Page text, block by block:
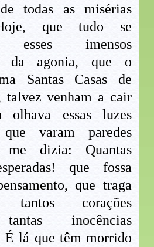
todas as misérias
que tudo se
esses imensos
da agonia, que o
Santas Casas de
talvez venham a cair
olhava essas luzes
que varam paredes
me dizia: Quantas
que fossa
que traga
tantos corações
inocências
É lá que têm morrido